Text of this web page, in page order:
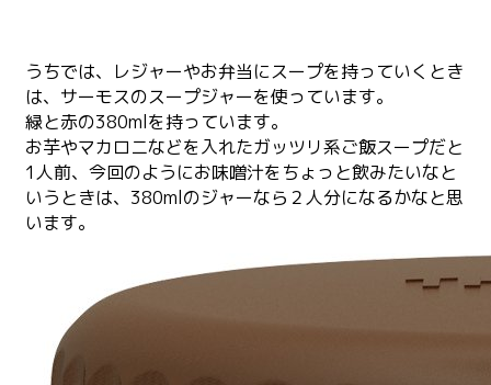
うちでは、レジャーやお弁当にスープを持っていくとき
は、サーモスのスープジャーを使っています。
緑と赤の380mlを持っています。
お芋やマカロニなどを入れたガッツリ系ご飯スープだと
1人前、今回のようにお味噌汁をちょっと飲みたいなと
いうときは、380mlのジャーなら２人分になるかなと思
います。